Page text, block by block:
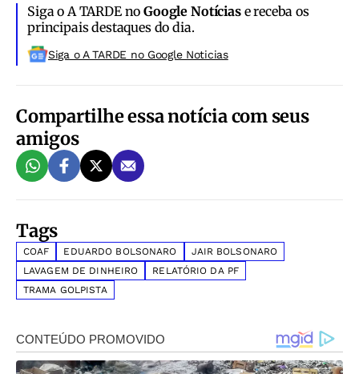
Siga o A TARDE noGoogle Notíciase receba os
principais destaques do dia.
Siga o A TARDE no Google Noticias
Compartilhe essa notícia com seus
amigos
Tags
COAF EDUARDO BOLSONARO
JAIR BOLSONARO
LAVAGEM DE DINHEIRO
RELATÓRIO DA PF
TRAMA GOLPISTA